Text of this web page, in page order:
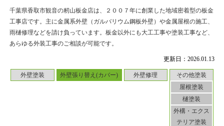
更新日：2026.01.13
外壁塗装 外壁張り替え(カバー) 外壁修理
その他塗装
屋根塗装
樋塗装
外構・エクス
テリア塗装
千葉県香取市観音の籾山板金店は、２００７年に創業した地域密着型の板金
工事店です。主に金属系外壁（ガルバリウム鋼板外壁）や金属屋根の施工、
雨樋修理などを請け負っています。板金以外にも大工工事や塗装工事など、
あらゆる外装工事のご相談が可能です。